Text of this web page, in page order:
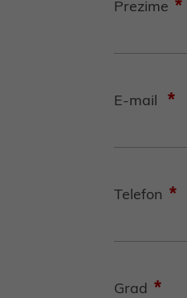
Prezime *
E-mail *
Telefon *
Grad *